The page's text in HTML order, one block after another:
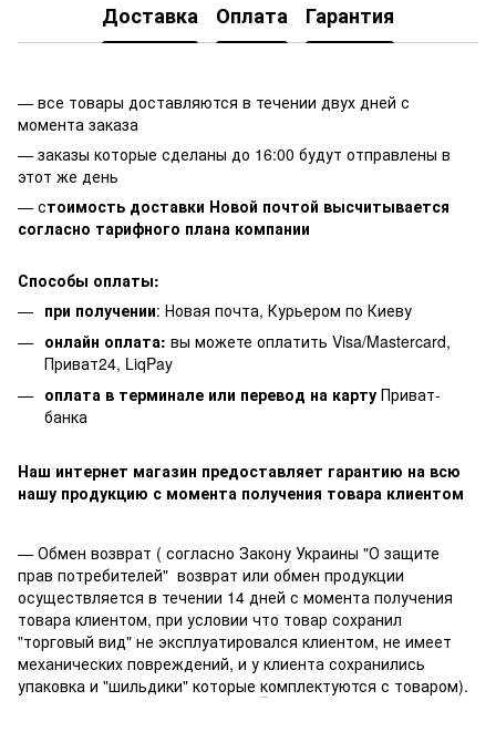
Доставка Оплата Гарантия
— все товары доставляются в течении двух дней с
момента заказа
— заказы которые сделаны до 16:00 будут отправлены в
этот же день
— стоимость доставки Новой почтой высчитывается
согласно тарифного плана компании
Способы оплаты:
при получении: Новая почта, Курьером по Киеву
онлайн оплата: вы можете оплатить Visa/Mastercard,
Приват24, LiqPay
оплата в терминале или перевод на карту Приват-
банка
Наш интернет магазин предоставляет гарантию на всю
нашу продукцию с момента получения товара клиентом
— Обмен возврат ( согласно Закону Украины "О защите
прав потребителей" возврат или обмен продукции
осуществляется в течении 14 дней с момента получения
товара клиентом, при условии что товар сохранил
"торговый вид" не эксплуатировался клиентом, не имеет
механических повреждений, и у клиента сохранились
упаковка и "шильдики" которые комплектуются с товаром).